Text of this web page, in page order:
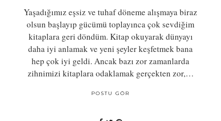
Yaşadığımız eşsiz ve tuhaf döneme alışmaya biraz
olsun başlayıp gücümü toplayınca çok sevdiğim
kitaplara geri döndüm. Kitap okuyarak dünyayı
daha iyi anlamak ve yeni şeyler keşfetmek bana
hep çok iyi geldi. Ancak bazı zor zamanlarda
zihnimizi kitaplara odaklamak gerçekten zor,…
POSTU GÖR